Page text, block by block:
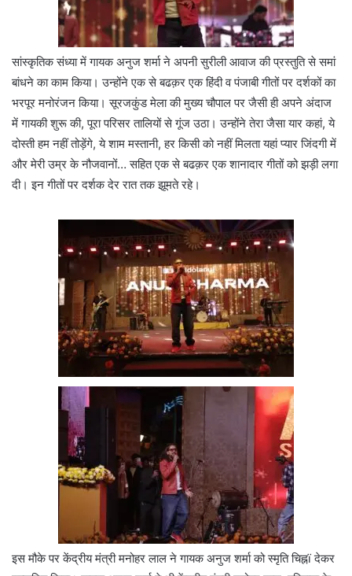
सांस्कृतिक संध्या में गायक अनुज शर्मा ने अपनी सुरीली आवाज की प्रस्तुति से समां
बांधने का काम किया। उन्होंने एक से बढक़र एक हिंदी व पंजाबी गीतों पर दर्शकों का
भरपूर मनोरंजन किया। सूरजकुंड मेला की मुख्य चौपाल पर जैसी ही अपने अंदाज
में गायकी शुरू की, पूरा परिसर तालियों से गूंज उठा। उन्होंने तेरा जैसा यार कहां, ये
दोस्ती हम नहीं तोड़ेंगे, ये शाम मस्तानी, हर किसी को नहीं मिलता यहां प्यार जिंदगी में
और मेरी उम्र के नौजवानों… सहित एक से बढक़र एक शानादार गीतों को झड़ी लगा
दी। इन गीतों पर दर्शक देर रात तक झूमते रहे।
इस मौके पर केंद्रीय मंत्री मनोहर लाल ने गायक अनुज शर्मा को स्मृति चिह्नï देकर